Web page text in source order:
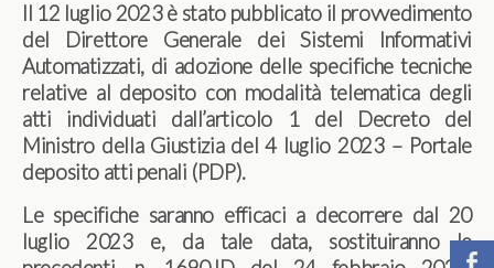
Il 12 luglio 2023 è stato pubblicato il provvedimento
del Direttore Generale dei Sistemi Informativi
Automatizzati, di adozione delle specifiche tecniche
relative al deposito con modalità telematica degli
atti individuati dall’articolo 1 del Decreto del
Ministro della Giustizia del 4 luglio 2023 – Portale
deposito atti penali (PDP).
Le specifiche saranno efficaci a decorrere dal 20
luglio 2023 e, da tale data, sostituiranno le
b